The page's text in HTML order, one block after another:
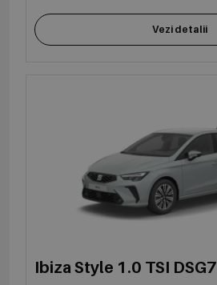
Vezi detalii
Ibiza Style 1.0 TSI DSG7